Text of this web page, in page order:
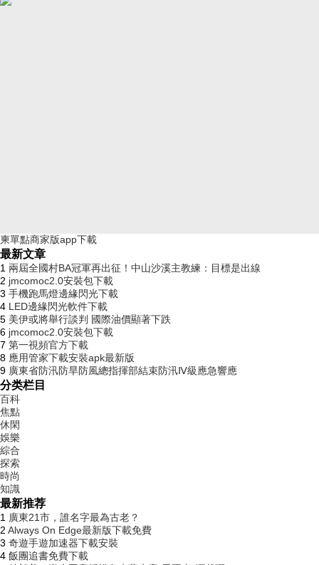
柬單點商家版app下載
最新文章
1 兩屆全國村BA冠軍再出征！中山沙溪主教練：目標是出線
2 jmcomoc2.0安裝包下載
3 手機跑馬燈邊緣閃光下載
4 LED邊緣閃光軟件下載
5 美伊或將舉行談判 國際油價顯著下跌
6 jmcomoc2.0安裝包下載
7 第一視頻官方下載
8 應用管家下載安裝apk最新版
9 廣東省防汛防旱防風總指揮部結束防汛Ⅳ級應急響應
分类栏目
百科
焦點
休閑
娛樂
綜合
探索
時尚
知識
最新推荐
1 廣東21市，誰名字最為古老？
2 Always On Edge最新版下載免費
3 奇遊手遊加速器下載安裝
4 飯團追書免費下載